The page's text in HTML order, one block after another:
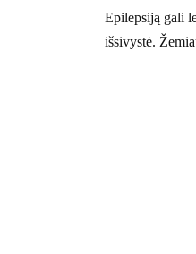
Epilepsiją gali
išsivystė.